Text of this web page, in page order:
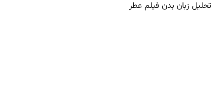
تحلیل زبان بدن فیلم عطر